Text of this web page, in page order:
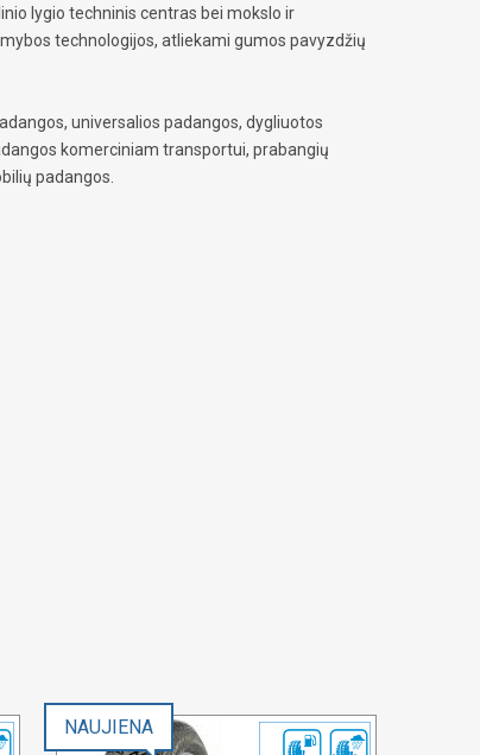
lygio techninis centras bei mokslo ir
technologijos, atliekami gumos pavyzdžių
universalios padangos, dygliuotos
komerciniam transportui, prabangių
padangos.
NAUJIENA